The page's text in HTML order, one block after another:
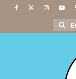
Buscar
por: